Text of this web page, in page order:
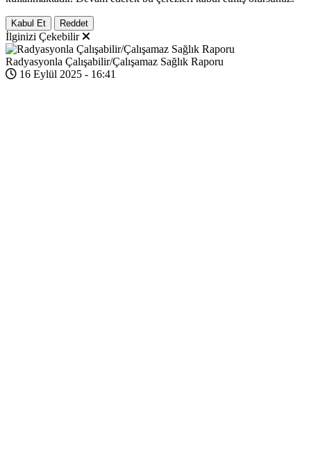
Kabul Et Reddet
İlginizi Çekebilir
Radyasyonla Çalışabilir/Çalışamaz Sağlık Raporu
16 Eylül 2025 - 16:41